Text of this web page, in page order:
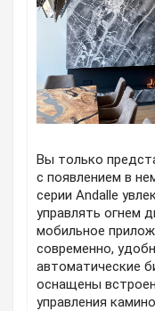
Вы только
с появлением в
серии Andalle
управлять огнем
мобильное
современно,
автоматические
оснащены
управления